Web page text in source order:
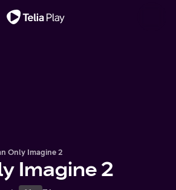
Only Imagine 2
Imagine 2